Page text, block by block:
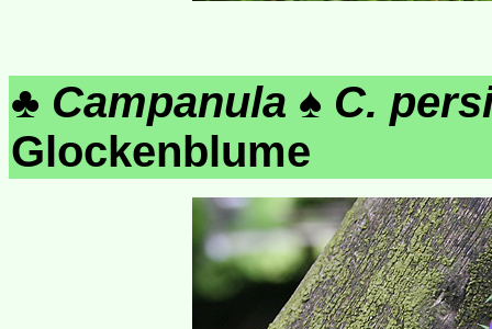
♣ Campanula ♠ C.
Glockenblume